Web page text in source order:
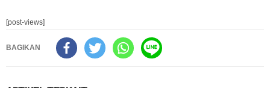
[post-views]
BAGIKAN